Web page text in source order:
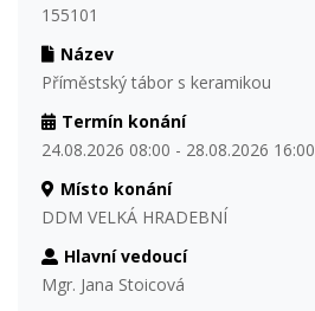
155101
Název
Příměstský tábor s keramikou
Termín konání
24.08.2026 08:00 - 28.08.2026 16:00
Místo konání
DDM VELKÁ HRADEBNÍ
Hlavní vedoucí
Mgr. Jana Stoicová